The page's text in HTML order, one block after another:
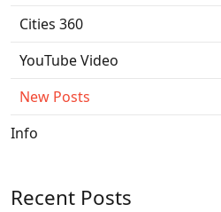
Cities 360
YouTube Video
New Posts
Info
Recent Posts